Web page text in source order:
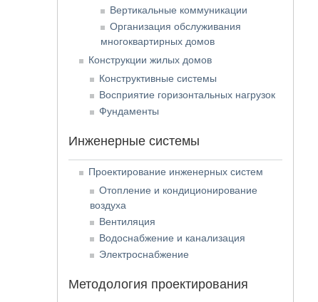
Вертикальные коммуникации
Организация обслуживания
многоквартирных домов
Конструкции жилых домов
Конструктивные системы
Восприятие горизонтальных нагрузок
Фундаменты
Инженерные системы
Проектирование инженерных систем
Отопление и кондиционирование
воздуха
Вентиляция
Водоснабжение и канализация
Электроснабжение
Методология проектирования